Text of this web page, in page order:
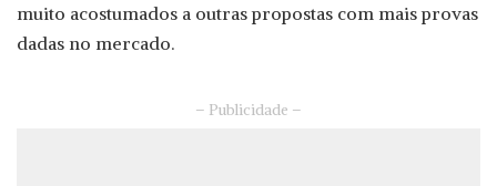
muito acostumados a outras propostas com mais provas
dadas no mercado.
– Publicidade –